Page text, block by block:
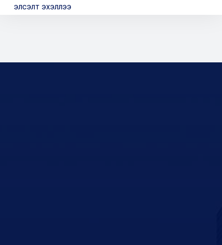
элсэлт эхэллээ